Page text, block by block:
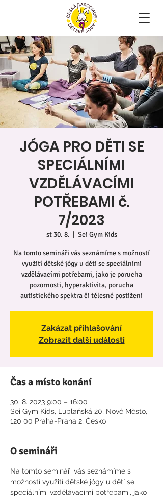
JÓGA PRO DĚTI SE
SPECIÁLNÍMI
VZDĚLÁVACÍMI
POTŘEBAMI č.
7/2023
st 30. 8. Sei Gym Kids
Na tomto semináři vás seznámíme s možností
využití dětské jógy u dětí se speciálními
vzdělávacími potřebami, jako je porucha
pozornosti, hyperaktivita, porucha
autistického spektra či tělesné postižení
Zakázat přihlašování
Zobrazit další události
Čas a místo konání
30. 8. 2023 9:00 – 16:00
Sei Gym Kids, Lublaňská 20, Nové Město,
120 00 Praha-Praha 2, Česko
O semináři
Na tomto semináři vás seznámíme s
možností využití dětské jógy u dětí se
speciálními vzdělávacími potřebami, jako